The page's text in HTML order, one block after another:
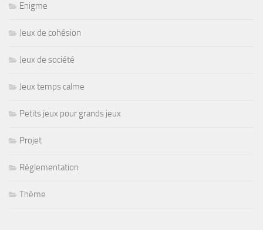
Enigme
Jeux de cohésion
Jeux de société
Jeux temps calme
Petits jeux pour grands jeux
Projet
Réglementation
Thème